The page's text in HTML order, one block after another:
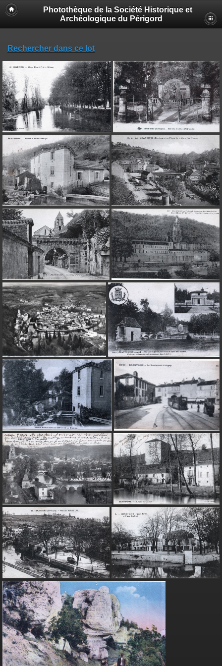
Photothèque de la Société Historique et
Archéologique du Périgord
Rechercher dans ce lot